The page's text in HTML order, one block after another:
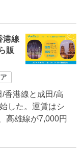
港線
販
香港線と成田/高
した。運賃はシ
高雄線が7,000円